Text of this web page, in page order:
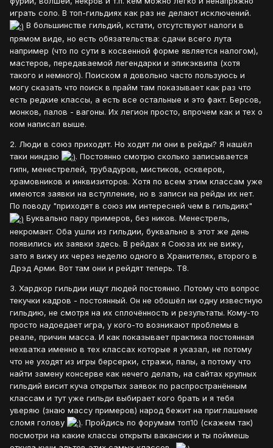
играть соло. В топ-гильдиях как раз не делают исключений.
В большинстве гильдий, кстати, отсутствуют налоги в
прямом виде, но есть обязательства: сдачи всего лута
например (что по сути в косвенной форме является налогом),
мастеров, передаваемой легендарки и эпикэквипа (хотя
такого и немного). Поиском я довольно часто пользуюсь и
могу сказать что поиск в прайм там показывает как раз что
есть редкие классы, а есть все остальные и это факт. Берсов,
монков, палов - вагоны. Их легион просто, впрочем как и тех о
ком написал выше.
2. Люди в союз приходят. Но ходят ли они в рейды? Я нашёл
таки ниндзю
. Постоянно смотрю сколько записывается
гипн, менестрелей, трубадуров, мистиков, оскверов,
храмовников и инквизиторов. Хотя по всем этим классам уже
имеются заявки на вступление, но в записи на рейды их нет.
По поводу "приходят в союз им интересней чем в гильдиях"
Буквально пару примеров, без ников. Менестрель,
некромант. Оба ушли из гильдии, буквально в этот же день
появились их заявки здесь. В рейдах я Союза их не вижу,
зато я вижу их через неделю одного в Хранителях, второго в
Дрэд Арми. Вот там они и рейдят теперь. Т8.
3. Хардкор гильдии ищут людей постоянно. Потому что вопрос
текучки кадров - постоянный. Он не обошёл ни одну известную
гильдию, не смотря на их сплочённость и результаты. Кому-то
просто надоедает игра, у кого-то возникают проблемы в
реале, причин масса. И как показывает практика постоянная
нехватка именно в тех классах которые я указал, не потому
что не уходят из игры берсерки, стражи, палы, а потому что
найти замену консерве как нечего делать, на сайтах крупных
гильдий висит куча открытых заявок по распространённым
классам и тут уже гильди выбирает кого брать и я тебя
уверяю (знаю массу примеров) народ бежит на приглашение
сломя голову
. Пройдись по форумам топ10 (скажем так)
посмотри на какие классы открыты вакансии и ты поймешь